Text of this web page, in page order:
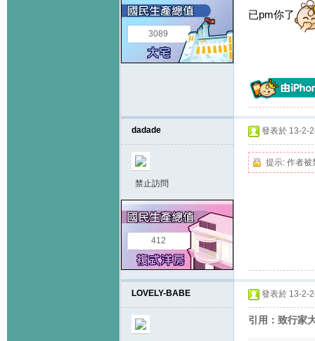
3089
已pm你了
dadade
禁止訪問
412
發表於 13-2-
提示: 作者被
LOVELY-BABE 發表於 13-2-
引用：致行家